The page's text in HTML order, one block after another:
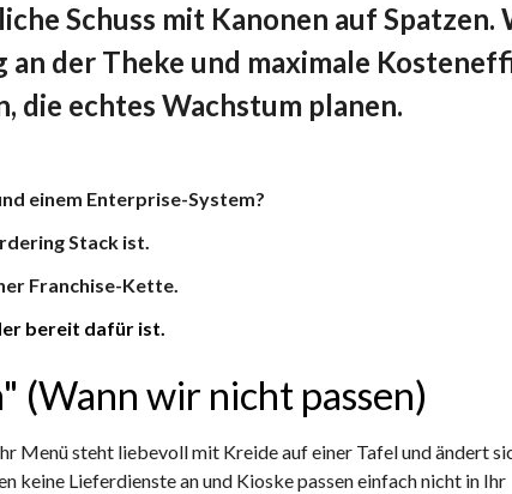
Schuss mit Kanonen auf Spatzen.
der Theke und maximale
die echtes Wachstum planen.
einem Enterprise-System?
Stack ist.
Franchise-Kette.
bereit dafür ist.
(Wann wir nicht passen)
Menü steht liebevoll mit Kreide auf einer Tafel und ändert
keine Lieferdienste an und Kioske passen einfach nicht in Ihr